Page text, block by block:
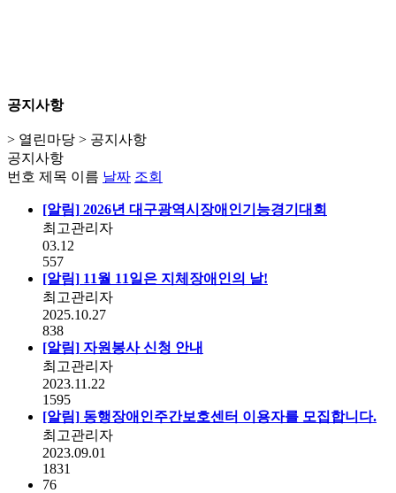
공지사항
> 열린마당 > 공지사항
공지사항
번호 제목 이름 날짜 조회
[알림] 2026년 대구광역시장애인기능경기대회
최고관리자
03.12
557
[알림] 11월 11일은 지체장애인의 날!
최고관리자
2025.10.27
838
[알림] 자원봉사 신청 안내
최고관리자
2023.11.22
1595
[알림] 동행장애인주간보호센터 이용자를 모집합니다.
최고관리자
2023.09.01
1831
76